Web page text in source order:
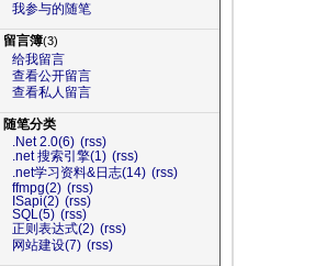
我参与的随笔
留言簿(3)
给我留言
查看公开留言
查看私人留言
随笔分类
.Net 2.0(6) (rss)
.net 搜索引擎(1) (rss)
.net学习资料&日志(14) (rss)
ffmpg(2) (rss)
ISapi(2) (rss)
SQL(5) (rss)
正则表达式(2) (rss)
网站建设(7) (rss)